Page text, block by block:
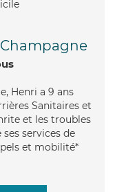
Henri a 9 ans
Sanitaires et
et les troubles
services de
et mobilité*